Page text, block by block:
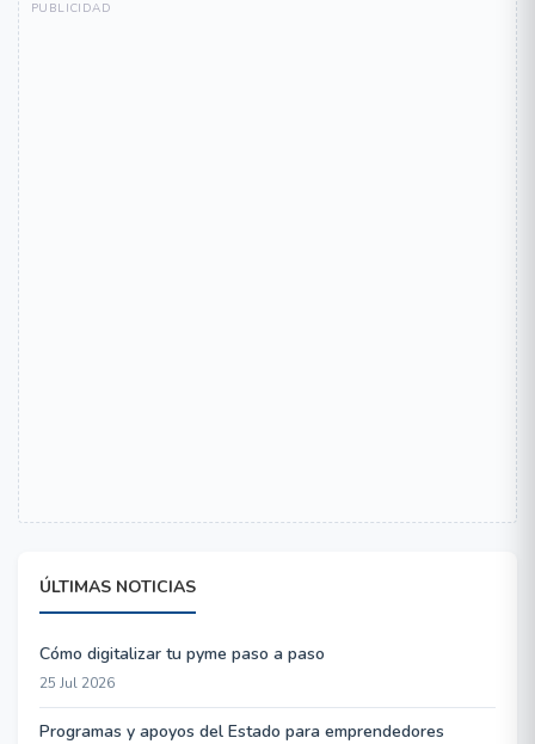
ÚLTIMAS NOTICIAS
Cómo digitalizar tu pyme paso a paso
25 Jul 2026
Programas y apoyos del Estado para emprendedores